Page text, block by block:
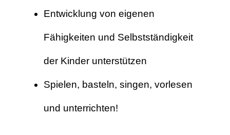
Entwicklung von eigenen
Fähigkeiten und Selbstständigkeit
der Kinder unterstützen
Spielen, basteln, singen, vorlesen
und unterrichten!